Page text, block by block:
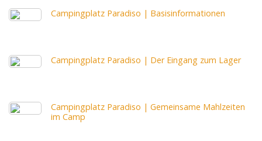
Campingplatz Paradiso | Basisinformationen
Campingplatz Paradiso | Der Eingang zum Lager
Campingplatz Paradiso | Gemeinsame Mahlzeiten
im Camp